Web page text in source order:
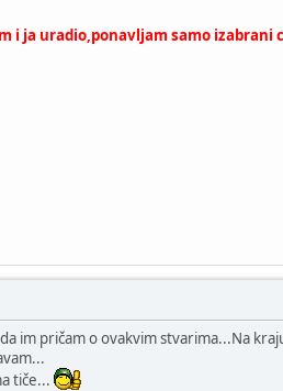
i ja uradio,ponavljam samo izabrani
im pričam o ovakvim stvarima...Na
tiče...